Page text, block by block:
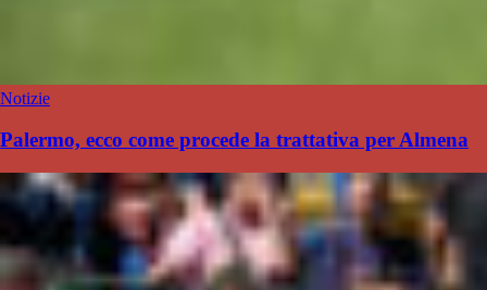
Notizie
Palermo, ecco come procede la trattativa per Almena